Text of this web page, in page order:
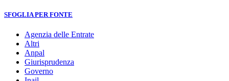
SFOGLIA PER FONTE
Agenzia delle Entrate
Altri
Anpal
Giurisprudenza
Governo